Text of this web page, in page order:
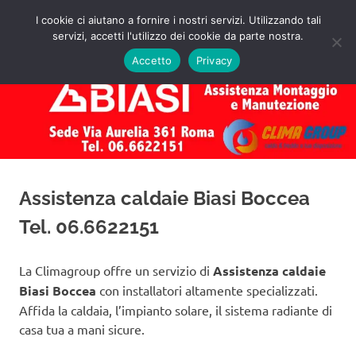
Assistenza
Caldaie
Biasi
Roma
Preventivo!
MENU
Assistenza caldaie Biasi Boccea
Tel. 06.6622151
La Climagroup offre un servizio di Assistenza caldaie
Biasi Boccea con installatori altamente specializzati.
Affida la caldaia, l’impianto solare, il sistema radiante di
casa tua a mani sicure.
I cookie ci aiutano a fornire i nostri servizi. Utilizzando tali
servizi, accetti l'utilizzo dei cookie da parte nostra.
Accetto
Privacy